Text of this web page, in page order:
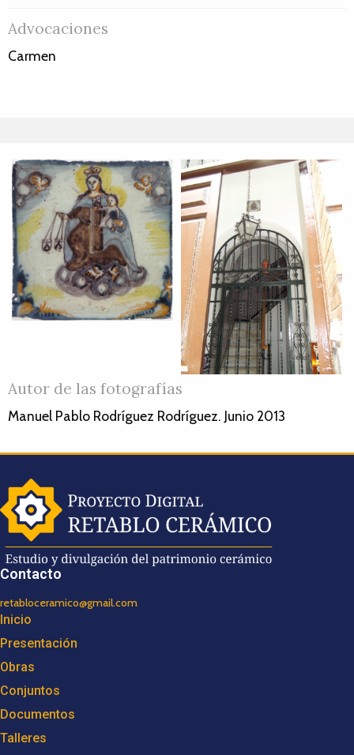
Advocaciones
Carmen
Autor de las fotografías
Manuel Pablo Rodríguez Rodríguez. Junio 2013
Contacto
retabloceramico@gmail.com
Inicio
Presentación
Obras
Conjuntos
Documentos
Talleres